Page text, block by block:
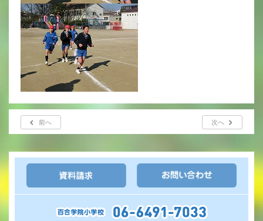
前へ 次へ
年間行事
行事紹介
校外学習・宿泊行事
入学金・学費
優遇制度
転編入試験について